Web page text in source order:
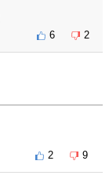
6 2
2 9